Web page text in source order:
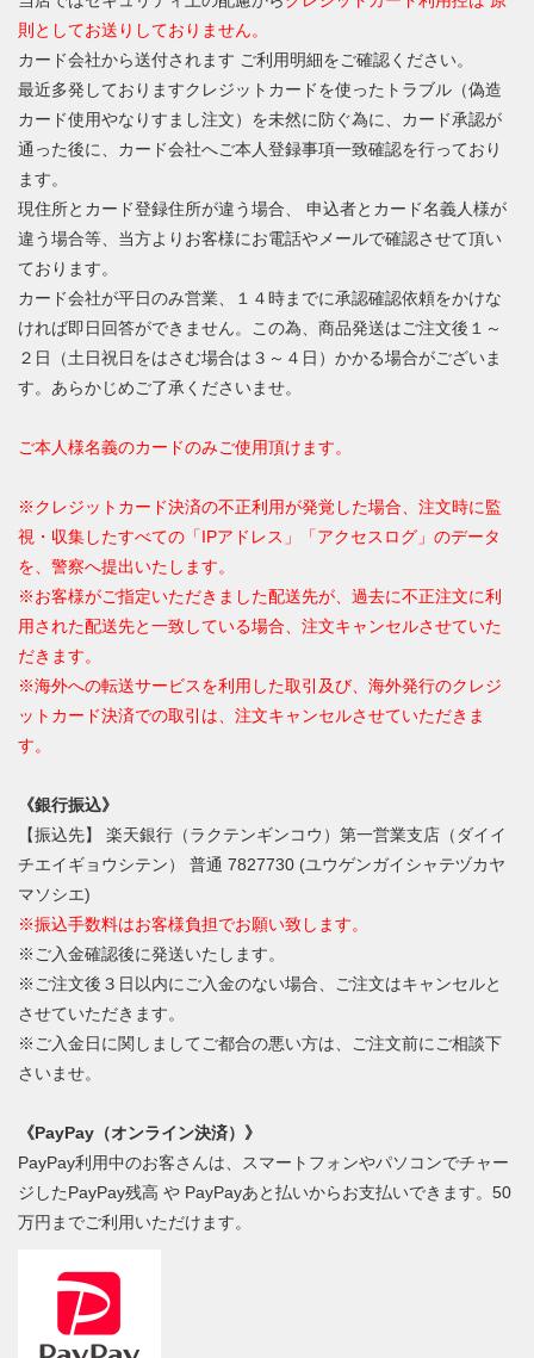
則としてお送りしておりません。
カード会社から送付されます ご利用明細をご確認ください。
最近多発しておりますクレジットカードを使ったトラブル（偽造
カード使用やなりすまし注文）を未然に防ぐ為に、カード承認が
通った後に、カード会社へご本人登録事項一致確認を行っており
ます。
現住所とカード登録住所が違う場合、 申込者とカード名義人様が
違う場合等、当方よりお客様にお電話やメールで確認させて頂い
ております。
カード会社が平日のみ営業、１４時までに承認確認依頼をかけな
ければ即日回答ができません。この為、商品発送はご注文後１～
２日（土日祝日をはさむ場合は３～４日）かかる場合がございま
す。あらかじめご了承くださいませ。
ご本人様名義のカードのみご使用頂けます。
※クレジットカード決済の不正利用が発覚した場合、注文時に監
視・収集したすべての「IPアドレス」「アクセスログ」のデータ
を、警察へ提出いたします。
※お客様がご指定いただきました配送先が、過去に不正注文に利
用された配送先と一致している場合、注文キャンセルさせていた
だきます。
※海外への転送サービスを利用した取引及び、海外発行のクレジ
ットカード決済での取引は、注文キャンセルさせていただきま
す。
《銀行振込》
【振込先】 楽天銀行（ラクテンギンコウ）第一営業支店（ダイイ
チエイギョウシテン） 普通 7827730 (ユウゲンガイシャテヅカヤ
マソシエ)
※振込手数料はお客様負担でお願い致します。
※ご入金確認後に発送いたします。
※ご注文後３日以内にご入金のない場合、ご注文はキャンセルと
させていただきます。
※ご入金日に関しましてご都合の悪い方は、ご注文前にご相談下
さいませ。
《PayPay（オンライン決済）》
PayPay利用中のお客さんは、スマートフォンやパソコンでチャー
ジしたPayPay残高 や PayPayあと払いからお支払いできます。50
万円までご利用いただけます。